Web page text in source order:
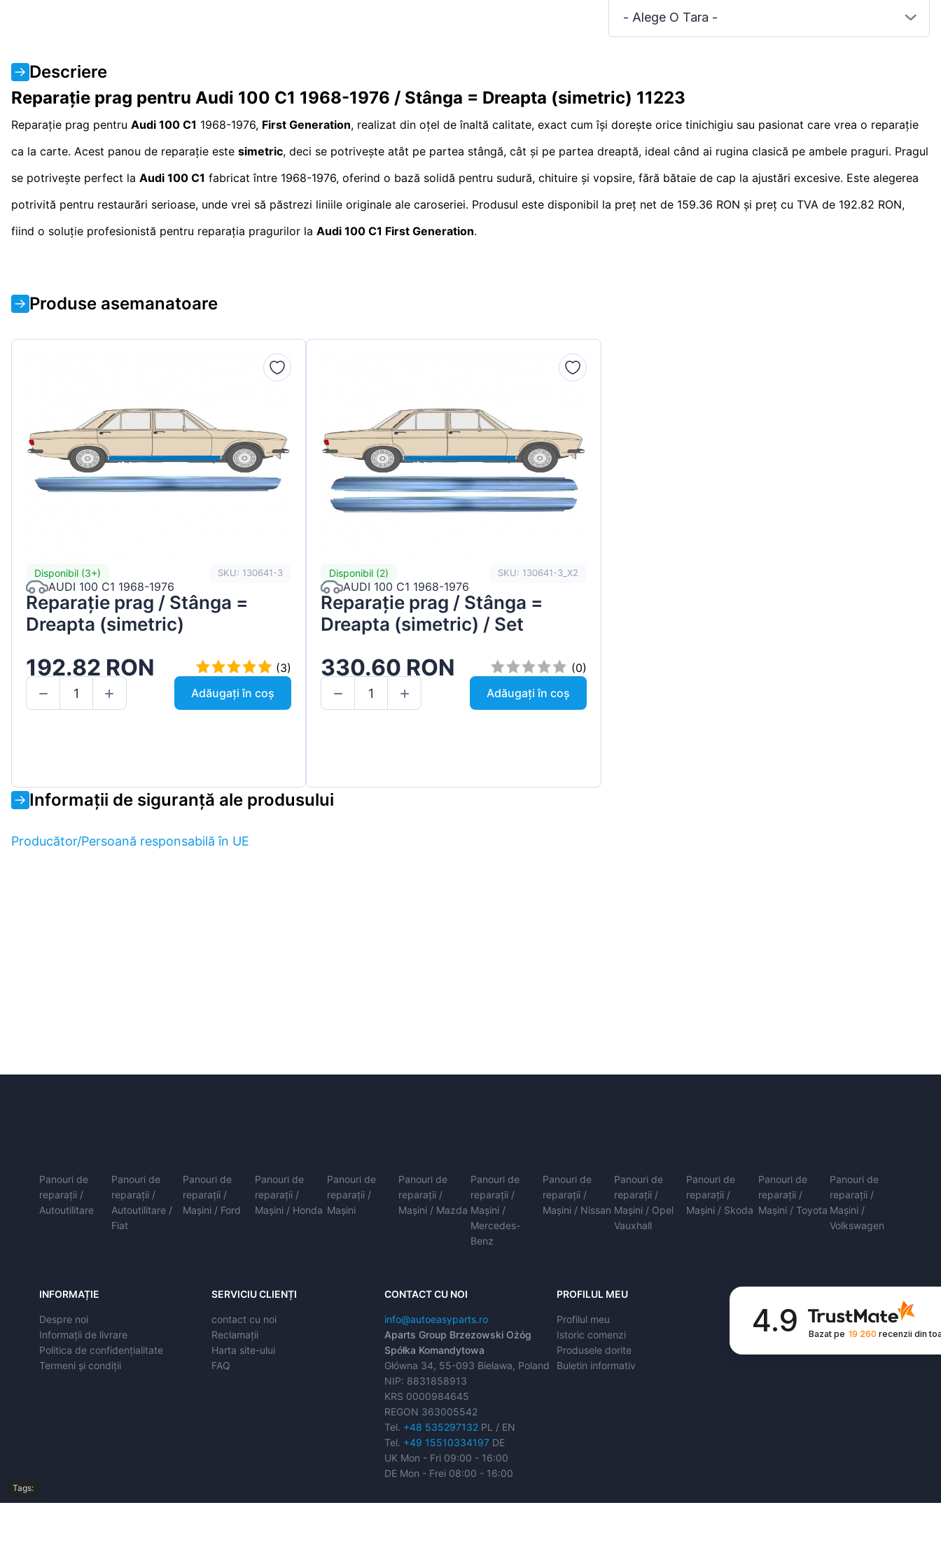
- Alege O Tara -
Descriere
Reparație prag pentru Audi 100 C1 1968-1976 / Stânga = Dreapta (simetric) 11223
Reparație prag pentru Audi 100 C1 1968-1976, First Generation, realizat din oțel de înaltă calitate, exact cum își dorește orice tinichigiu sau pasionat care vrea o reparație
ca la carte. Acest panou de reparație este simetric, deci se potrivește atât pe partea stângă, cât și pe partea dreaptă, ideal când ai rugina clasică pe ambele praguri. Pragul
se potrivește perfect la Audi 100 C1 fabricat între 1968-1976, oferind o bază solidă pentru sudură, chituire și vopsire, fără bătaie de cap la ajustări excesive. Este alegerea
potrivită pentru restaurări serioase, unde vrei să păstrezi liniile originale ale caroseriei. Produsul este disponibil la preț net de 159.36 RON și preț cu TVA de 192.82 RON,
fiind o soluție profesionistă pentru reparația pragurilor la Audi 100 C1 First Generation.
Produse asemanatoare
Disponibil (3+) SKU: 130641-3
AUDI 100 C1 1968-1976
Reparație prag / Stânga =
Dreapta (simetric)
192.82 RON
(3)
Adăugați în coș
Disponibil (2) SKU: 130641-3_X2
AUDI 100 C1 1968-1976
Reparație prag / Stânga =
Dreapta (simetric) / Set
330.60 RON
(0)
Adăugați în coș
Informații de siguranță ale produsului
Producător/Persoană responsabilă în UE
Panouri de
reparații /
Autoutilitare
Panouri de
reparații /
Autoutilitare /
Fiat
Panouri de
reparații /
Mașini / Ford
Panouri de
reparații /
Mașini / Honda
Panouri de
reparații /
Mașini
Panouri de
reparații /
Mașini / Mazda
Panouri de
reparații /
Mașini /
Mercedes-
Benz
Panouri de
reparații /
Mașini / Nissan
Panouri de
reparații /
Mașini / Opel
Vauxhall
Panouri de
reparații /
Mașini / Skoda
Panouri de
reparații /
Mașini / Toyota
Panouri de
reparații /
Mașini /
Volkswagen
INFORMAȚIE
Despre noi
Informații de livrare
Politica de confidențialitate
Termeni și condiții
SERVICIU CLIENȚI
contact cu noi
Reclamații
Harta site-ului
FAQ
CONTACT CU NOI
info@autoeasyparts.ro
Aparts Group Brzezowski Ożóg
Spółka Komandytowa
Główna 34, 55-093 Bielawa, Poland
NIP: 8831858913
KRS 0000984645
REGON 363005542
Tel. +48 535297132PL / EN
Tel. +49 15510334197DE
UK Mon - Fri 09:00 - 16:00
DE Mon - Frei 08:00 - 16:00
PROFILUL MEU
Profilul meu
Istoric comenzi
Produsele dorite
Buletin informativ
4.9 Bazat pe 19 260 recenzii din
Tags: